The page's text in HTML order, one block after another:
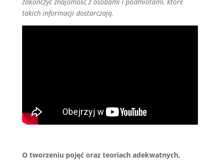
takich informacji dostarczają.
O tworzeniu pojęć oraz teoriach adekwatnych,